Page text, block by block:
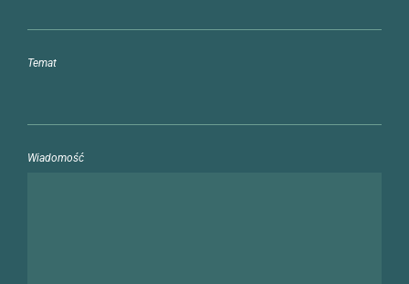
Temat
Wiadomość